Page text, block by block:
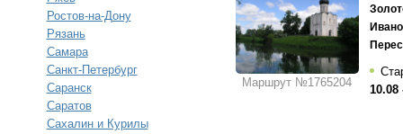
Ростов-на-Дону
Рязань
Самара
Санкт-Петербург
Саранск
Саратов
Сахалин и Курилы
Маршрут №1765204
10.08